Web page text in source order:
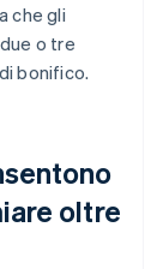
che gli
o tre
bonifico.
oltre